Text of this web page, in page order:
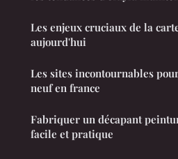
Les enjeux cruciaux de la
aujourd'hui
Les sites incontournables
neuf en france
Fabriquer un décapant
facile et pratique